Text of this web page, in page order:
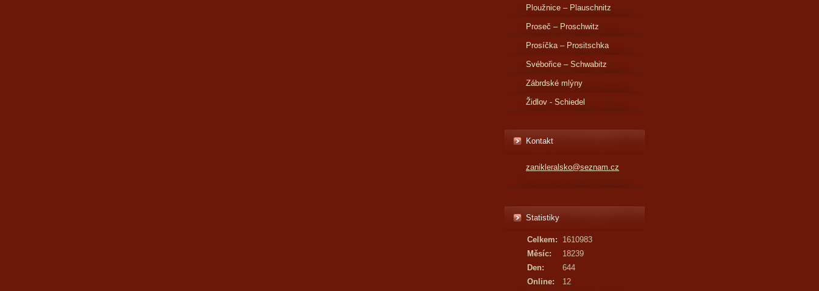
Ploužnice – Plauschnitz
Proseč – Proschwitz
Prosíčka – Prositschka
Svébořice – Schwabitz
Zábrdské mlýny
Židlov - Schiedel
Kontakt
zanikleralsko@seznam.cz
Statistiky
Online: 12
Celkem:
1610983
Měsíc:
18239
Den:
644